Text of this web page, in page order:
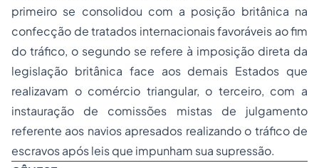
primeiro se consolidou com a posição britânica na
confecção de tratados internacionais favoráveis ao fim
do tráfico, o segundo se refere à imposição direta da
legislação britânica face aos demais Estados que
realizavam o comércio triangular, o terceiro, com a
instauração de comissões mistas de julgamento
referente aos navios apresados realizando o tráfico de
escravos após leis que impunham sua supressão.